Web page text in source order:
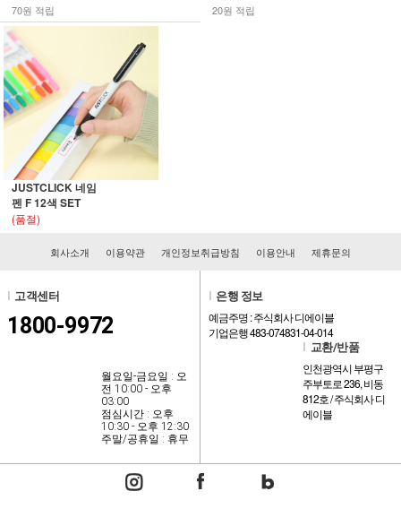
70원 적립 20원 적립
JUSTCLICK 네임
펜 F 12색 SET
(품절)
회사소개 이용약관 개인정보취급방침 이용안내 제휴문의
고객센터
1800-9972
월요일-금요일 : 오
전 10:00 - 오후
03:00
점심시간 : 오후
10:30 - 오후 12:30
주말/공휴일 : 휴무
은행 정보
예금주명 : 주식회사 디에이블
기업은행 483-074831-04-014
교환/반품
인천광역시 부평구
주부토로 236, 비동
812호 / 주식회사 디
에이블